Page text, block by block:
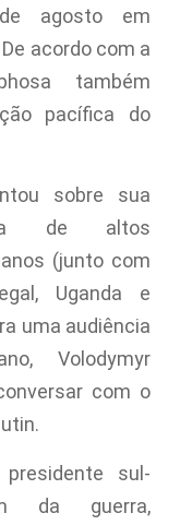
agosto em
acordo com a
também
pacífica do
sobre sua
de altos
(junto com
Uganda e
uma audiência
Volodymyr
com o
sul-
da guerra,